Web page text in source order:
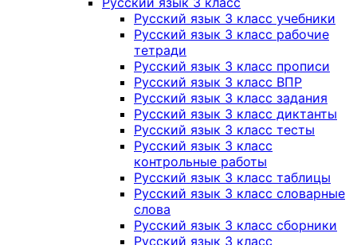
Русский язык 3 класс учебники
Русский язык 3 класс рабочие
тетради
Русский язык 3 класс прописи
Русский язык 3 класс ВПР
Русский язык 3 класс задания
Русский язык 3 класс диктанты
Русский язык 3 класс тесты
Русский язык 3 класс
контрольные работы
Русский язык 3 класс таблицы
Русский язык 3 класс словарные
слова
Русский язык 3 класс сборники
Русский язык 3 класс